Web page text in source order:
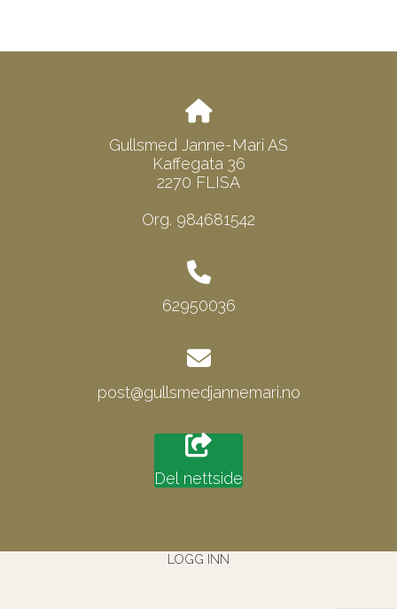
Gullsmed Janne-Mari AS
Kaffegata 36
2270 FLISA
Org. 984681542
62950036
post@gullsmedjannemari.no
Del nettside
LOGG INN